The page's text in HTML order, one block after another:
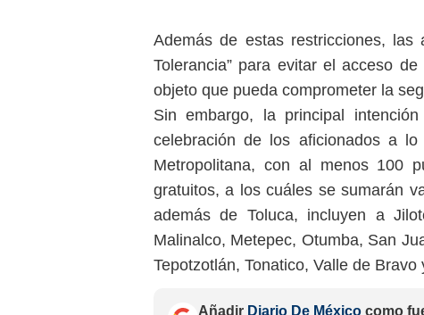
Además de estas restricciones, las
Tolerancia” para evitar el acceso
objeto que pueda comprometer la
Sin embargo, la principal
celebración de los aficionados a
Metropolitana, con al menos 100
gratuitos, a los cuáles se sumarán
además de Toluca, incluyen a
Malinalco, Metepec, Otumba, San
Tepotzotlán, Tonatico, Valle de Bravo
Añadir Diario De México como